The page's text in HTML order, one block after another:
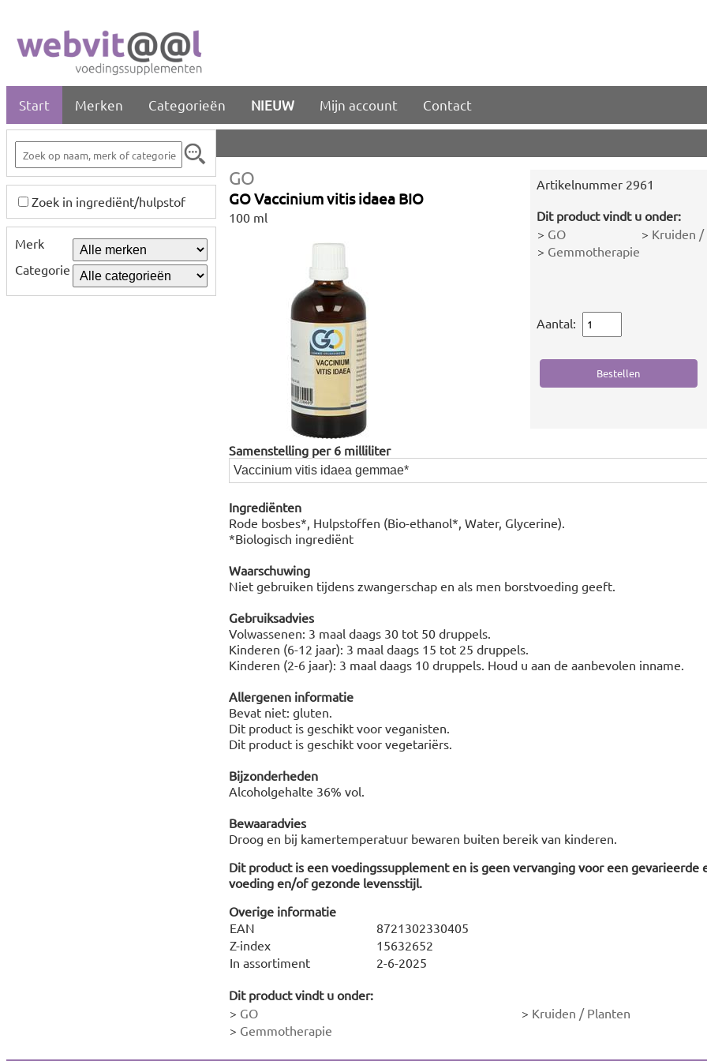
Start Merken Categorieën NIEUW Mijn account Contact
Zoek in ingrediënt/hulpstof
Merk
Categorie
GO
GO Vaccinium vitis idaea BIO
100 ml
Artikelnummer 2961
Dit product vindt u onder:
> GO > Kruiden
> Gemmotherapie
Aantal:
Samenstelling per 6 milliliter
Vaccinium vitis idaea gemmae*
Ingrediënten
Rode bosbes*, Hulpstoffen (Bio-ethanol*, Water, Glycerine).
*Biologisch ingrediënt
Waarschuwing
Niet gebruiken tijdens zwangerschap en als men borstvoeding geeft.
Gebruiksadvies
Volwassenen: 3 maal daags 30 tot 50 druppels.
Kinderen (6-12 jaar): 3 maal daags 15 tot 25 druppels.
Kinderen (2-6 jaar): 3 maal daags 10 druppels. Houd u aan de aanbevolen inname.
Allergenen informatie
Bevat niet: gluten.
Dit product is geschikt voor veganisten.
Dit product is geschikt voor vegetariërs.
Bijzonderheden
Alcoholgehalte 36% vol.
Bewaaradvies
Droog en bij kamertemperatuur bewaren buiten bereik van kinderen.
Dit product is een voedingssupplement en is geen vervanging voor een gevarieerde
voeding en/of gezonde levensstijl.
Overige informatie
EAN
8721302330405
Z-index
15632652
In assortiment
2-6-2025
Dit product vindt u onder:
> GO > Kruiden / Planten
> Gemmotherapie